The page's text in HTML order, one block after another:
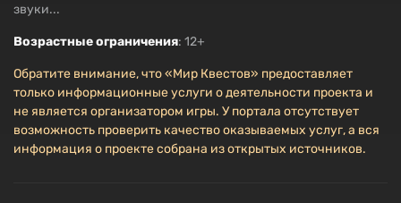
звуки...
Возрастные ограничения: 12+
Обратите внимание, что «Мир Квестов» предоставляет
только информационные услуги о деятельности проекта и
не является организатором игры. У портала отсутствует
возможность проверить качество оказываемых услуг, а вся
информация о проекте собрана из открытых источников.